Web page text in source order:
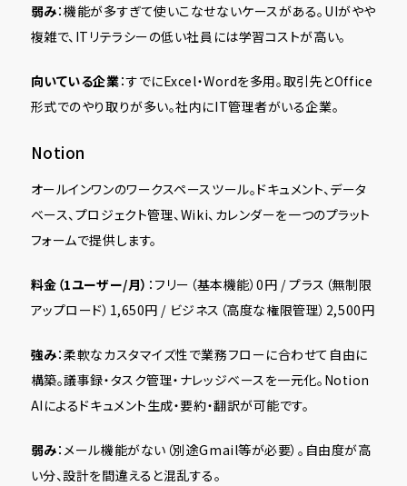
弱み：機能が多すぎて使いこなせないケースがある。UIがやや
複雑で、ITリテラシーの低い社員には学習コストが高い。
向いている企業：すでにExcel・Wordを多用。取引先とOffice
形式でのやり取りが多い。社内にIT管理者がいる企業。
Notion
オールインワンのワークスペースツール。ドキュメント、データ
ベース、プロジェクト管理、Wiki、カレンダーを一つのプラット
フォームで提供します。
料金（1ユーザー/月） ：フリー（基本機能）0円 / プラス（無制限
アップロード）1,650円 / ビジネス（高度な権限管理）2,500円
強み：柔軟なカスタマイズ性で業務フローに合わせて自由に
構築。議事録・タスク管理・ナレッジベースを一元化。Notion
AIによるドキュメント生成・要約・翻訳が可能です。
弱み：メール機能がない（別途Gmail等が必要）。自由度が高
い分、設計を間違えると混乱する。